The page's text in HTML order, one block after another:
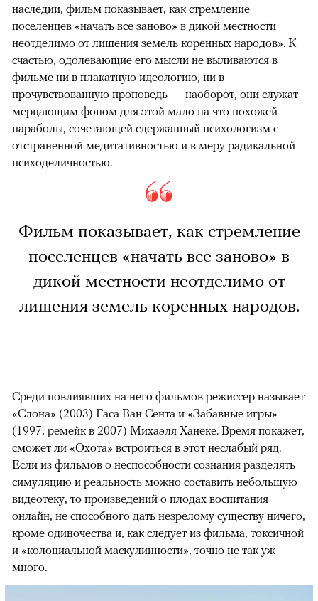
наследии, фильм показывает, как стремление
поселенцев «начать все заново» в дикой местности
неотделимо от лишения земель коренных народов». К
счастью, одолевающие его мысли не выливаются в
фильме ни в плакатную идеологию, ни в
прочувствованную проповедь — наоборот, они служат
мерцающим фоном для этой мало на что похожей
параболы, сочетающей сдержанный психологизм с
отстраненной медитативностью и в меру радикальной
психоделичностью.
Фильм показывает, как стремление
поселенцев «начать все заново» в
дикой местности неотделимо от
лишения земель коренных народов.
Среди повлиявших на него фильмов режиссер называет
«Слона» (2003) Гаса Ван Сента и «Забавные игры»
(1997, ремейк в 2007) Михаэля Ханеке. Время покажет,
сможет ли «Охота» встроиться в этот неслабый ряд.
Если из фильмов о неспособности сознания разделять
симуляцию и реальность можно составить небольшую
видеотеку, то произведений о плодах воспитания
онлайн, не способного дать незрелому существу ничего,
кроме одиночества и, как следует из фильма, токсичной
и «колониальной маскулинности», точно не так уж
много.